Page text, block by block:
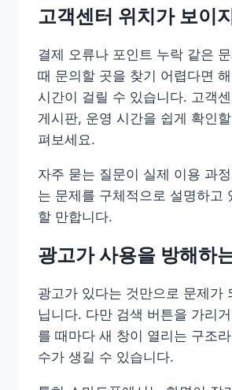
고객센터 위치가 보이
결제 오류나 포인트 누락 같은
때 문의할 곳을 찾기 어렵다면
시간이 걸릴 수 있습니다. 고객
게시판, 운영 시간을 쉽게 확인
펴보세요.
자주 묻는 질문이 실제 이용 과
는 문제를 구체적으로 설명하고
할 만합니다.
광고가 사용을 방해하
광고가 있다는 것만으로 문제가
닙니다. 다만 검색 버튼을 가리
를 때마다 새 창이 열리는 구조
수가 생길 수 있습니다.